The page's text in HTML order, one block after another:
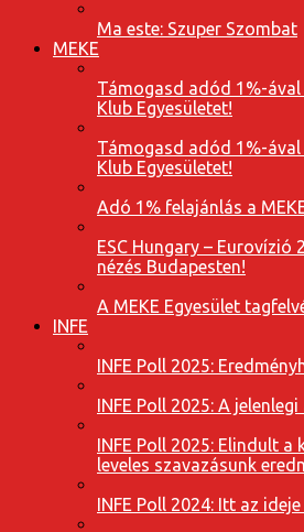
Ma este: Szuper Szombat
MEKE
Támogasd adód 1%-
Klub Egyesületet!
Támogasd adód 1%-
Klub Egyesületet!
Adó 1% felajánlás a
ESC Hungary – Eurovízió
nézés Budapesten!
A MEKE Egyesület
INFE
INFE Poll 2025:
INFE Poll 2025: A jelenlegi
INFE Poll 2025: Elindult a
leveles szavazásunk
INFE Poll 2024: Itt az